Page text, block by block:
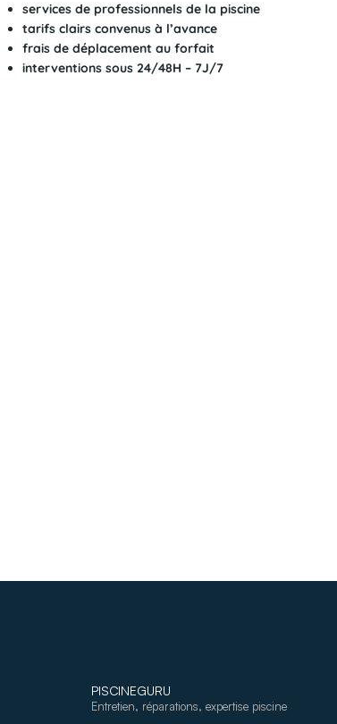
services de professionnels de la piscine
tarifs clairs convenus à l’avance
frais de déplacement au forfait
interventions sous 24/48H – 7J/7
PISCINEGURU
Entretien, réparations, expertise piscine